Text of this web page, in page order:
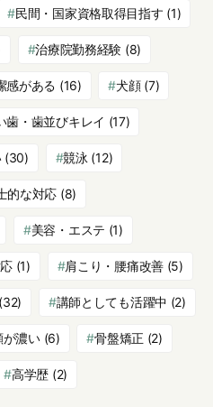
民間・国家資格取得目指す (1)
治療院勤務経験 (8)
感がある (16) 犬顔(7)
歯・歯並びキレイ (17)
(30) 競泳 (12)
的な対応 (8)
美容・エステ (1)
(1) 肩こり・腰痛改善(5)
講師としても活躍中 (2)
が濃い(6) 骨盤矯正 (2)
高学歴 (2)